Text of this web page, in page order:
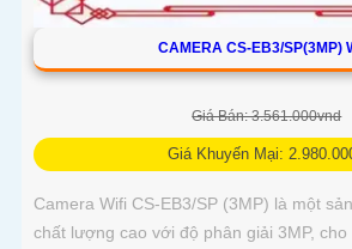
CAMERA CS-EB3/SP(3MP)
Giá Bán: 3.561.000vnd
Giá Khuyến Mại:
Camera Wifi CS-EB3/SP (3MP) là một
chất lượng cao với độ phân giải 3MP,